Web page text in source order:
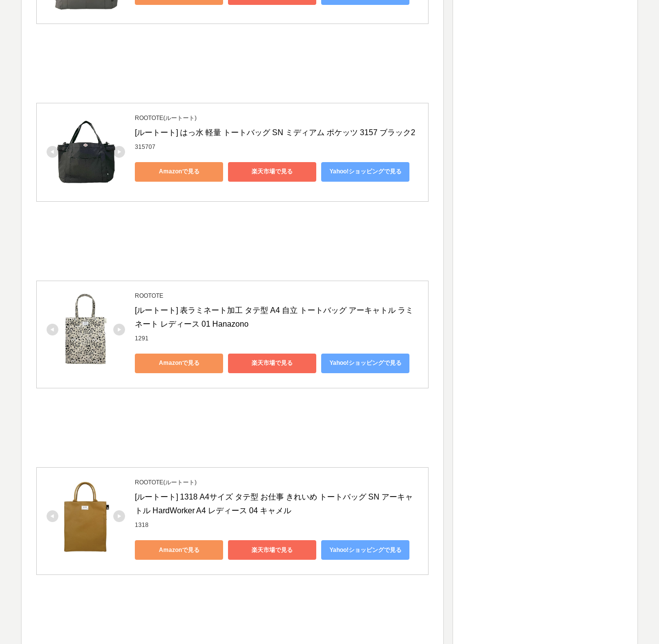
ROOTOTE(ルートート)
[ルートート] はっ水 軽量 トートバッグ SN ミディアム ポケッツ 3157 ブラック2
315707
Amazonで見る 楽天市場で見る Yahoo!ショッピングで見る
ROOTOTE
[ルートート] 表ラミネート加工 タテ型 A4 自立 トートバッグ アーキャトル ラミ
ネート レディース 01 Hanazono
1291
Amazonで見る 楽天市場で見る Yahoo!ショッピングで見る
ROOTOTE(ルートート)
[ルートート] 1318 A4サイズ タテ型 お仕事 きれいめ トートバッグ SN アーキャ
トル HardWorker A4 レディース 04 キャメル
1318
Amazonで見る 楽天市場で見る Yahoo!ショッピングで見る